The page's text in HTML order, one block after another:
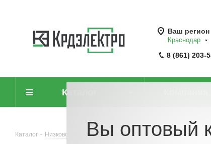
Ваш регион
Краснодар
8 (861) 203-
Каталог
Каталог - Низковольтное оборудование - Клеммные колодки -
Вы оптовый